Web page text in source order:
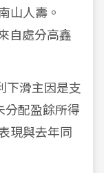
山人壽。
自處分高鑫
下滑主因是支
分配盈餘所得
現與去年同